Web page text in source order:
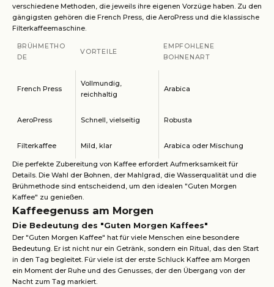
verschiedene Methoden, die jeweils ihre eigenen Vorzüge haben. Zu den
gängigsten gehören die French Press, die AeroPress und die klassische
Filterkaffeemaschine.
BRÜHMETHO
DE
VORTEILE
EMPFOHLENE
BOHNENART
French Press
Vollmundig,
reichhaltig
Arabica
AeroPress Schnell, vielseitig Robusta
Filterkaffee Mild, klar Arabica oder Mischung
Die perfekte Zubereitung von Kaffee erfordert Aufmerksamkeit für
Details. Die Wahl der Bohnen, der Mahlgrad, die Wasserqualität und die
Brühmethode sind entscheidend, um den idealen "Guten Morgen
Kaffee" zu genießen.
Kaffeegenuss am Morgen
Die Bedeutung des "Guten Morgen Kaffees"
Der "Guten Morgen Kaffee" hat für viele Menschen eine besondere
Bedeutung. Er ist nicht nur ein Getränk, sondern ein Ritual, das den Start
in den Tag begleitet. Für viele ist der erste Schluck Kaffee am Morgen
ein Moment der Ruhe und des Genusses, der den Übergang von der
Nacht zum Tag markiert.